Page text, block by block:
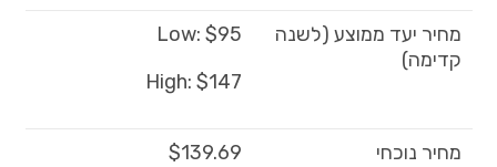
מחיר יעד ממוצע (לשנה
קדימה)
Low: $95
High: $147
מחיר נוכחי
$139.69